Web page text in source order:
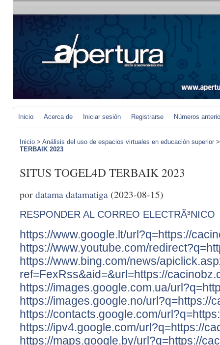
Inicio Acerca de Iniciar sesión Registrarse Números
Inicio > Análisis del uso de espacios virtuales en educación superior
TERBAIK 2023
SITUS TOGEL4D TERBAIK 2023
pordatama datamatiga (2023-08-15)
RESPONDER AL CORREO ELECTRÃ³NICO
https://www.google.lt/url?q=https://
https://www.youtube.com/
https://www.bing.com/news/
ref=FexRss&aid=&url=https://
https://images.google.com.ua/
https://images.google.no/url?q=https://
https://contacts.google.com/
https://ipv4.google.com/url?q=https://
https://maps.google.by/url?q=https://